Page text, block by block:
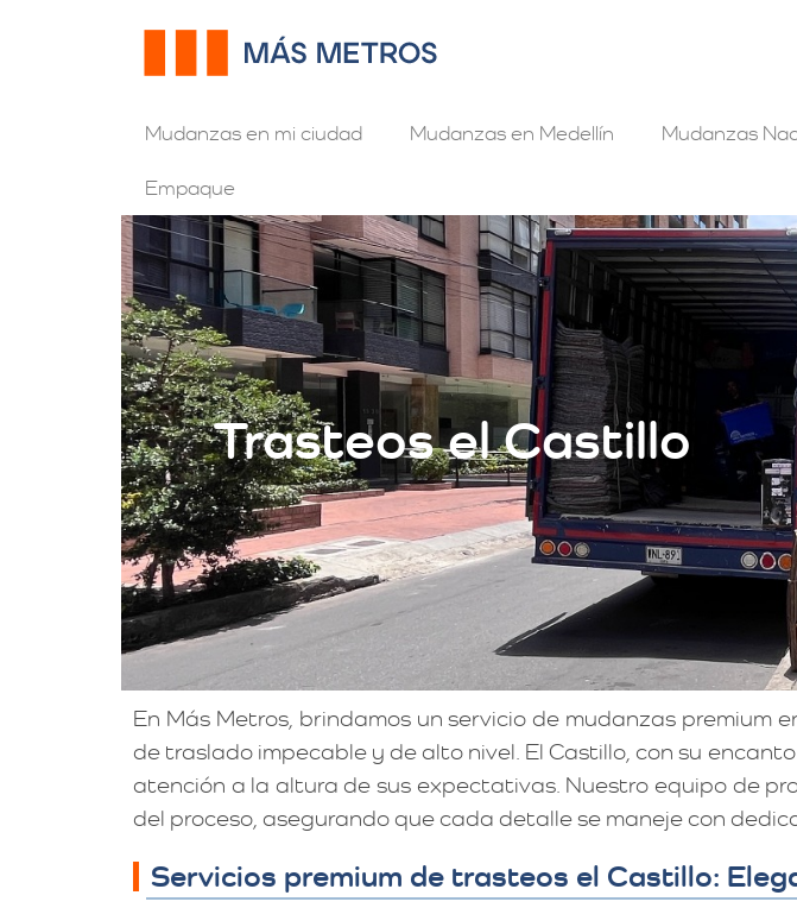
Mudanzas en mi ciudad Mudanzas en Medellín Mudanzas
Empaque
Trasteos el Castillo
En Más Metros, brindamos un servicio de mudanzas premium
de traslado impecable y de alto nivel. El Castillo, con su
atención a la altura de sus expectativas. Nuestro equipo de
del proceso, asegurando que cada detalle se maneje con
Servicios premium de trasteos el Castillo: